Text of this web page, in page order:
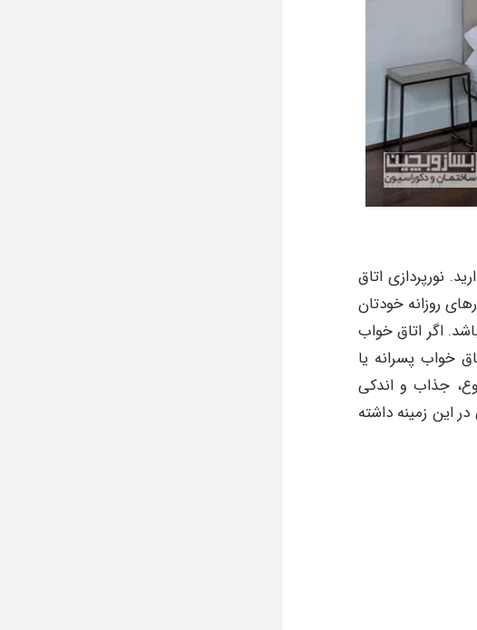
نورپردازی اتاق
روزانه خودتان
اگر اتاق خواب
خواب پسرانه یا
جذاب و اندکی
این زمینه داشته